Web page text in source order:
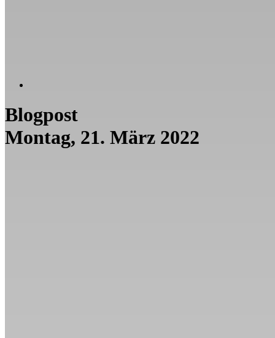
Blogpost
Montag, 21. März 2022